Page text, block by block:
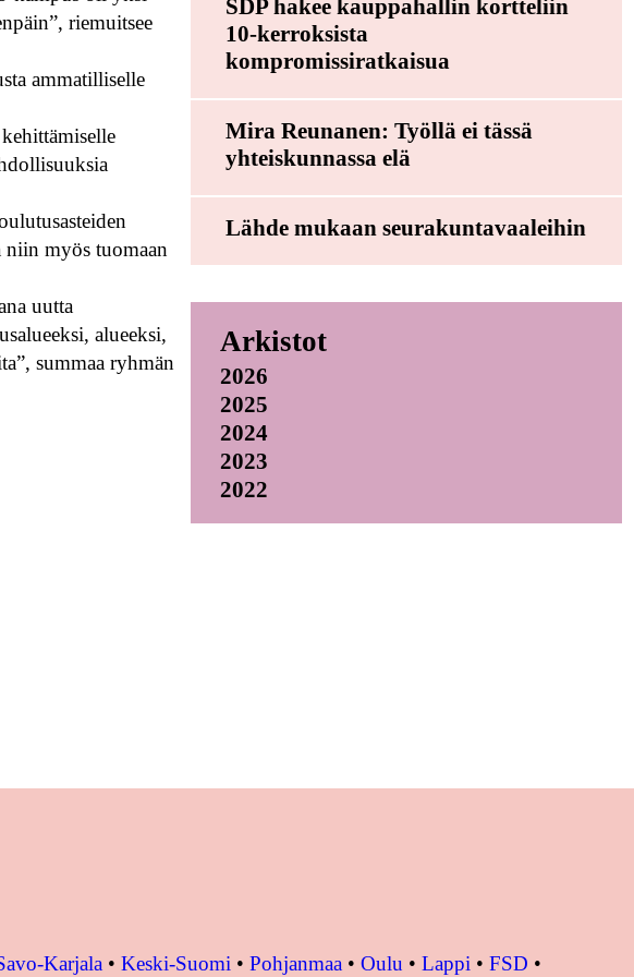
riemuitsee
ammatilliselle
myös tuomaan
uutta
alueeksi,
summaa ryhmän
SDP hakee kauppahallin kortteliin
10-kerroksista
kompromissiratkaisua
Mira Reunanen: Työllä ei tässä
yhteiskunnassa elä
Lähde mukaan seurakuntavaaleihin
Arkistot
2026
2025
2024
2023
2022
Karjala • Keski-Suomi • Pohjanmaa • Oulu • Lappi • FSD •